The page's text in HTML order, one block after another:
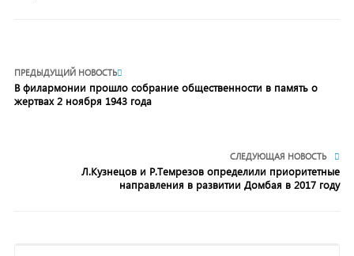
ПРЕДЫДУЩИЙ НОВОСТЬ
В филармонии прошло собрание общественности в память о
жертвах 2 ноября 1943 года
СЛЕДУЮЩАЯ НОВОСТЬ
Л.Кузнецов и Р.Темрезов определили приоритетные
направления в развитии Домбая в 2017 году